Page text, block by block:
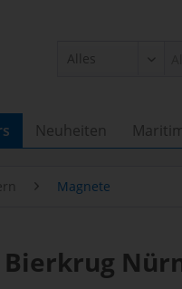
Neuheiten
Magnete
Bierkrug